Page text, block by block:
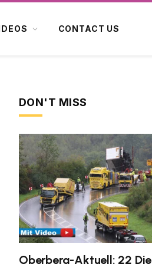
CONTACT US
DON'T MISS
Oberberg-Aktuell: 22 Die